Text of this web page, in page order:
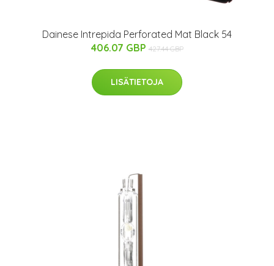
Dainese Intrepida Perforated Mat Black 54
406.07 GBP 427.44 GBP
LISÄTIETOJA